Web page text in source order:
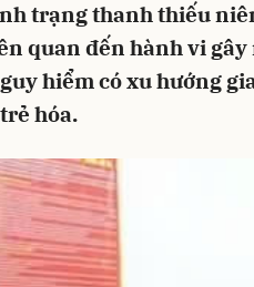
trạng thanh thiếu
quan đến hành vi
hiểm có xu hướng
hóa.